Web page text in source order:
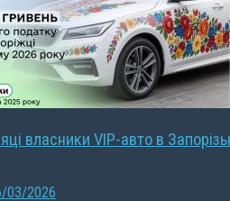
власники VIP-авто в
03/2026